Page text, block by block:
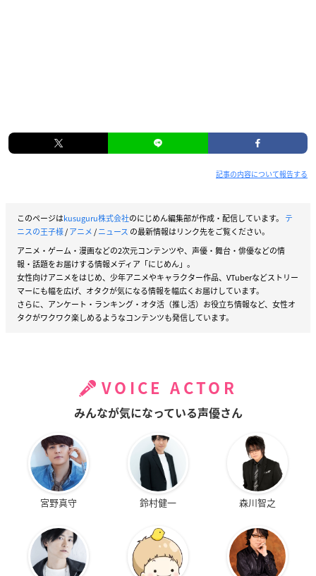
記事の内容について報告する
このページはkusuguru株式会社のにじめん編集部が作成・配信しています。 テ
ニスの王子様/アニメ/ニュース の最新情報はリンク先をご覧ください。
アニメ・ゲーム・漫画などの2次元コンテンツや、声優・舞台・俳優などの情
報・話題をお届けする情報メディア「にじめん」。
女性向けアニメをはじめ、少年アニメやキャラクター作品、VTuberなどストリー
マーにも幅を広げ、オタクが気になる情報を幅広くお届けしています。
さらに、アンケート・ランキング・オタ活（推し活）お役立ち情報など、女性オ
タクがワクワク楽しめるようなコンテンツも発信しています。
VOICE ACTOR
みんなが気になっている声優さん
宮野真守 鈴村健一 森川智之